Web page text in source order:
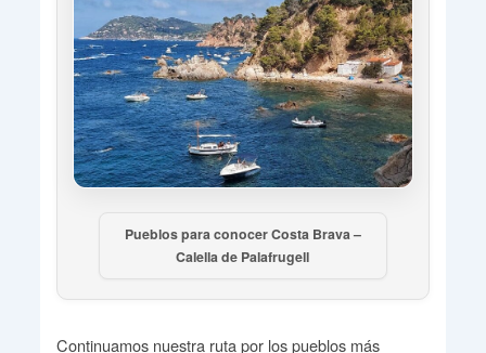
Pueblos para conocer Costa Brava –
Calella de Palafrugell
Continuamos nuestra ruta por los pueblos más